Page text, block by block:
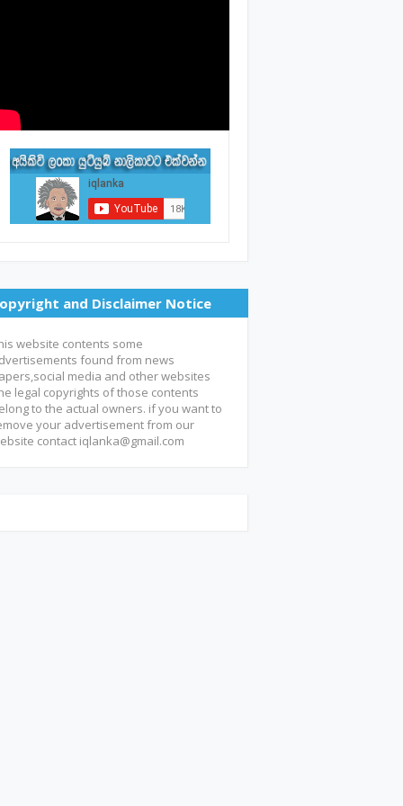
and Disclaimer Notice
website contents some
found from news
media and other websites
legal copyrights of those contents
to the actual owners. if you want to
your advertisement from our
contact iqlanka@gmail.com